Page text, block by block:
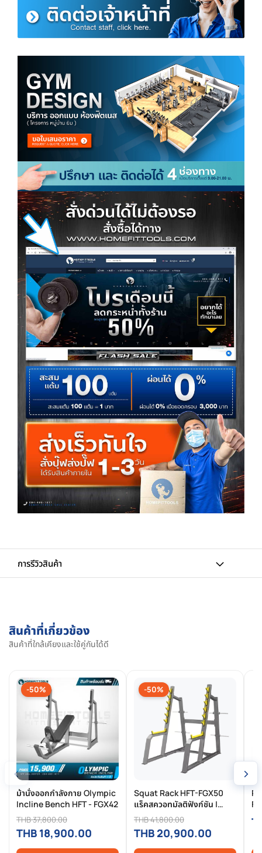
การรีวิวสินค้า
สินค้าที่เกี่ยวข้อง
สินค้าที่ใกล้เคียงและใช้คู่กันได้ดี
‹
-50%
ม้านั่งออกกำลังกาย Olympic
Incline Bench HFT - FGX42
THB 37,800.00
THB 18,900.00
-50%
Squat Rack HFT-FGX50
แร็คสควอทมัลติฟังก์ชัน |
ปลอดภัย แข็งแรง เหมาะ
สำหรับฟิตเนสและโฮมยิม
THB 41,800.00
THB 20,900.00
›